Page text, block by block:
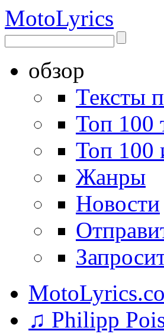
MotoLyrics
обзор
Тексты
Топ 100
Топ 100
Жанры
Новости
♫ Philipp